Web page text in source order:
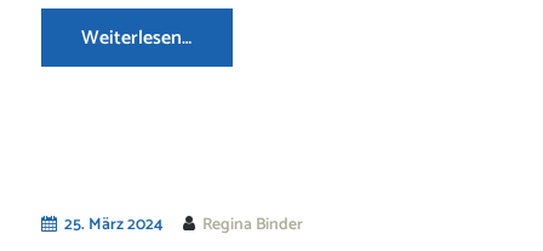
Weiterlesen…
25. März 2024 Regina Binder